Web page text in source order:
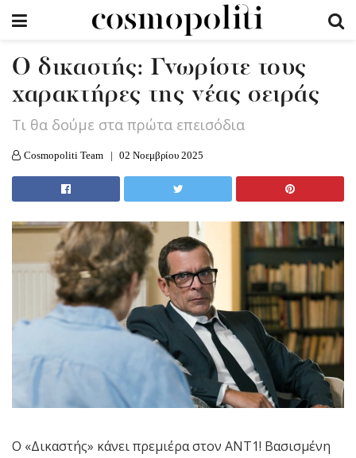
Ο δικαστής: Γνωρίστε τους
χαρακτήρες της νέας σειράς
Τι θα δούμε στα πρώτα επεισόδια
Cosmopoliti Team 02 Νοεμβρίου 2025
Ο «Δικαστής» κάνει πρεμιέρα στον ΑΝΤ1! Βασισμένη